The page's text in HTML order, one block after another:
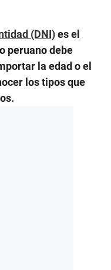
(DNI)es el
peruano debe
la edad o el
los tipos que